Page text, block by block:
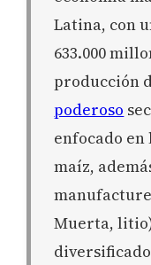
Latina, con
633.000
producción
poderoso
enfocado
maíz,
Muerta,